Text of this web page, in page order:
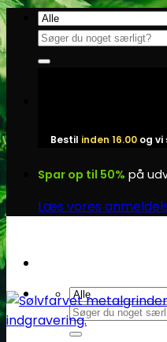
Fortsæt
indhold
Søg
efter:
Bestil inden 16.00 og vi
Spar op til 50% på
Læs vores
Søg
efter: